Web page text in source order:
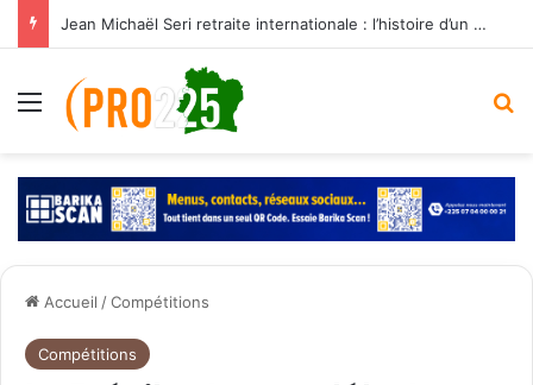
Jean Michaël Seri retraite internationale : l’histoire d’un maestro qui a marqué les Éléphants
Menu
Accueil /Compétitions
Compétitions